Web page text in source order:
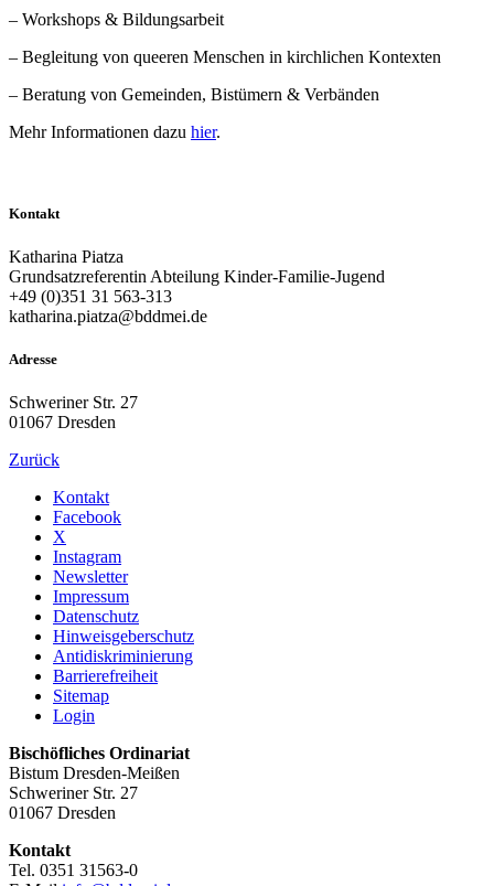
– Workshops & Bildungsarbeit
– Begleitung von queeren Menschen in kirchlichen Kontexten
– Beratung von Gemeinden, Bistümern & Verbänden
Mehr Informationen dazu hier.
Kontakt
Katharina Piatza
Grundsatzreferentin Abteilung Kinder-Familie-Jugend
+49 (0)351 31 563-313
katharina.piatza@bddmei.de
Adresse
Schweriner Str. 27
01067 Dresden
Zurück
Kontakt
Facebook
X
Instagram
Newsletter
Impressum
Datenschutz
Hinweisgeberschutz
Antidiskriminierung
Barrierefreiheit
Sitemap
Login
Bischöfliches Ordinariat
Bistum Dresden-Meißen
Schweriner Str. 27
01067 Dresden
Kontakt
Tel. 0351 31563-0